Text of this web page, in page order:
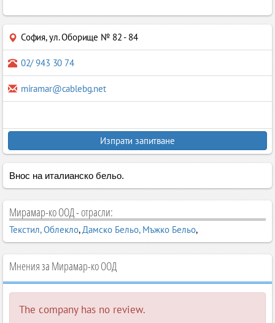
София,ул. Оборище № 82 - 84
02/ 943 30 74
miramar@cablebg.net
Изпрати запитване
Внос на италианско бельо.
Мирамар-ко ООД - отрасли:
Текстил, Облекло,Дамско Бельо, Мъжко Бельо,
Мнения за Мирамар-ко ООД
The company has no review.